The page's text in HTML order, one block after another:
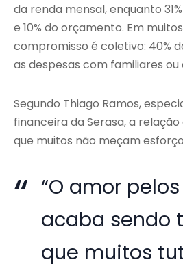
da renda mensal, enquanto
e 10% do orçamento. Em
compromisso é coletivo: 40%
as despesas com familiares ou
Segundo Thiago Ramos,
financeira da Serasa, a
que muitos não meçam
“O amor
acaba sendo
que muitos